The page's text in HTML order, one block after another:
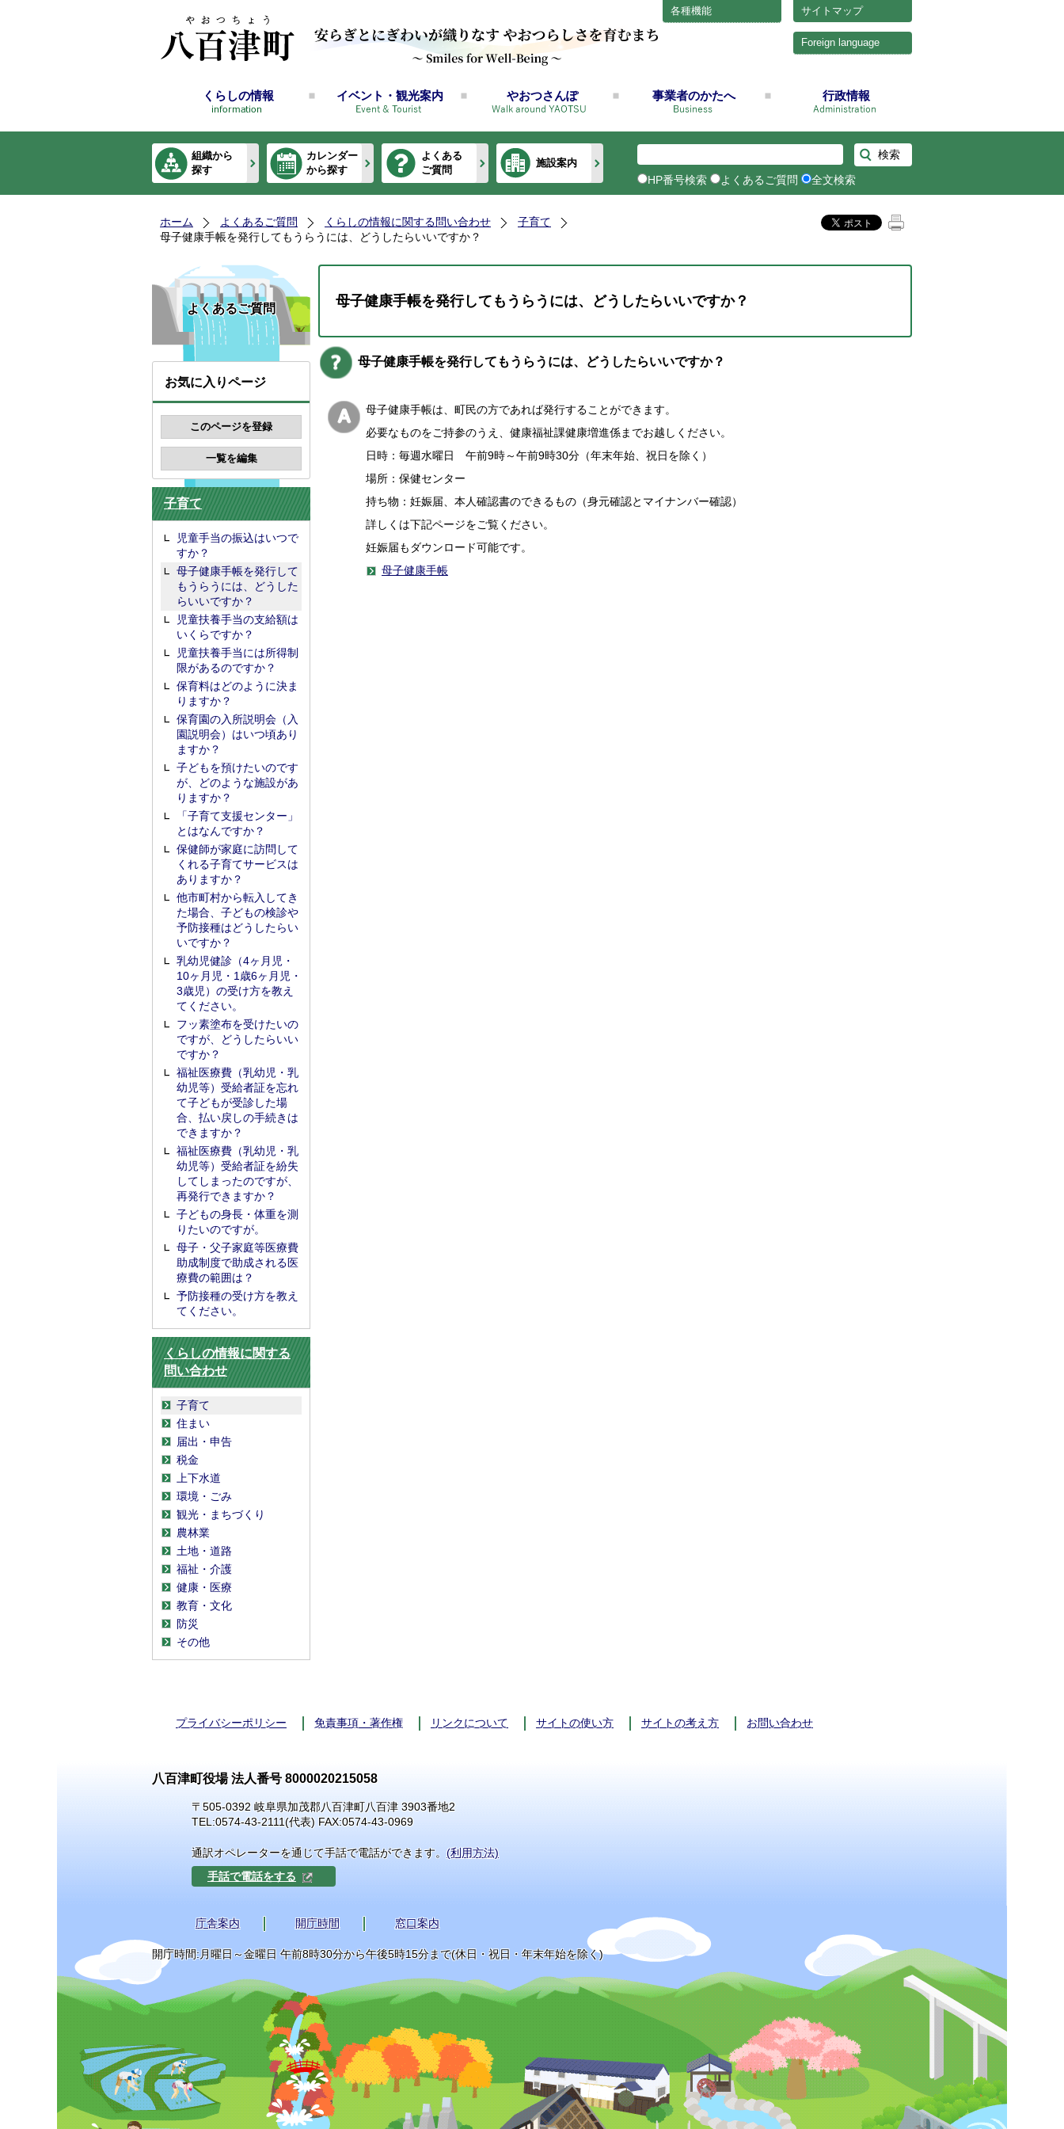
サイトマップ
各種機能
Foreign language
くらしの情報 イベント・観光案内 やおつさんぽ 事業者のかたへ 行政情報
組織から
探す
カレンダー
から探す
よくある
ご質問
施設案内
HP番号検索 よくあるご質問 全文検索
ホーム よくあるご質問 くらしの情報に関する問い合わせ
子育て
母子健康手帳を発行してもうらうには、どうしたらいいですか？
よくあるご質問
お気に入りページ
子育て
児童手当の振込はいつで
すか？
母子健康手帳を発行して
もうらうには、どうした
らいいですか？
児童扶養手当の支給額は
いくらですか？
児童扶養手当には所得制
限があるのですか？
保育料はどのように決ま
りますか？
保育園の入所説明会（入
園説明会）はいつ頃あり
ますか？
子どもを預けたいのです
が、どのような施設があ
りますか？
「子育て支援センター」
とはなんですか？
保健師が家庭に訪問して
くれる子育てサービスは
ありますか？
他市町村から転入してき
た場合、子どもの検診や
予防接種はどうしたらい
いですか？
乳幼児健診（4ヶ月児・
10ヶ月児・1歳6ヶ月児・
3歳児）の受け方を教え
てください。
フッ素塗布を受けたいの
ですが、どうしたらいい
ですか？
福祉医療費（乳幼児・乳
幼児等）受給者証を忘れ
て子どもが受診した場
合、払い戻しの手続きは
できますか？
福祉医療費（乳幼児・乳
幼児等）受給者証を紛失
してしまったのですが、
再発行できますか？
子どもの身長・体重を測
りたいのですが。
母子・父子家庭等医療費
助成制度で助成される医
療費の範囲は？
予防接種の受け方を教え
てください。
くらしの情報に関する
問い合わせ
子育て
住まい
届出・申告
税金
上下水道
環境・ごみ
観光・まちづくり
農林業
土地・道路
福祉・介護
健康・医療
教育・文化
防災
その他
母子健康手帳を発行してもうらうには、どうしたらいいですか？
母子健康手帳を発行してもうらうには、どうしたらいいですか？
母子健康手帳は、町民の方であれば発行することができます。
必要なものをご持参のうえ、健康福祉課健康増進係までお越しください。
日時：毎週水曜日 午前9時～午前9時30分（年末年始、祝日を除く）
場所：保健センター
持ち物：妊娠届、本人確認書のできるもの（身元確認とマイナンバー確認）
詳しくは下記ページをご覧ください。
妊娠届もダウンロード可能です。
母子健康手帳
プライバシーポリシー 免責事項・著作権 リンクについて サイトの使い方 サイトの考え方 お問い合わせ
八百津町役場 法人番号 8000020215058
〒505-0392 岐阜県加茂郡八百津町八百津 3903番地2
TEL:0574-43-2111(代表) FAX:0574-43-0969
通訳オペレーターを通じて手話で電話ができます。 (利用方法)
手話で電話をする
庁舎案内 開庁時間 窓口案内
開庁時間:月曜日～金曜日 午前8時30分から午後5時15分まで(休日・祝日・年末年始を除く)